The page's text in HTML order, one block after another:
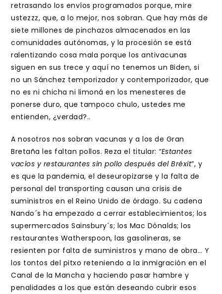
retrasando los envíos programados porque, mire
ustezzz, que, a lo mejor, nos sobran. Que hay más de
siete millones de pinchazos almacenados en las
comunidades autónomas, y la procesión se está
ralentizando cosa mala porque los antivacunas
siguen en sus trece y aquí no tenemos un Biden, si
no un Sánchez temporizador y contemporizador, que
no es ni chicha ni limoná en los menesteres de
ponerse duro, que tampoco chulo, ustedes me
entienden, ¿verdad?..
A nosotros nos sobran vacunas y a los de Gran
Bretaña les faltan pollos. Reza el titular:“Estantes
vacíos y restaurantes sin pollo después del Bréxit”, y
es que la pandemia, el deseuropizarse y la falta de
personal del transporting causan una crisis de
suministros en el Reino Unido de órdago. Su cadena
Nando´s ha empezado a cerrar establecimientos; los
supermercados Sainsbury´s; los Mac Dónalds; los
restaurantes Watherspoon, las gasolineras, se
resienten por falta de suministros y mano de obra… Y
los tontos del pitxo reteniendo a la inmigración en el
Canal de la Mancha y haciendo pasar hambre y
penalidades a los que están deseando cubrir esos